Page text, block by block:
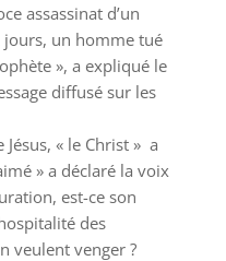
assassinat d’un
un homme tué
», a expliqué le
diffusé sur les
« le Christ » a
» a déclaré la voix
est-ce son
des
veulent venger ?